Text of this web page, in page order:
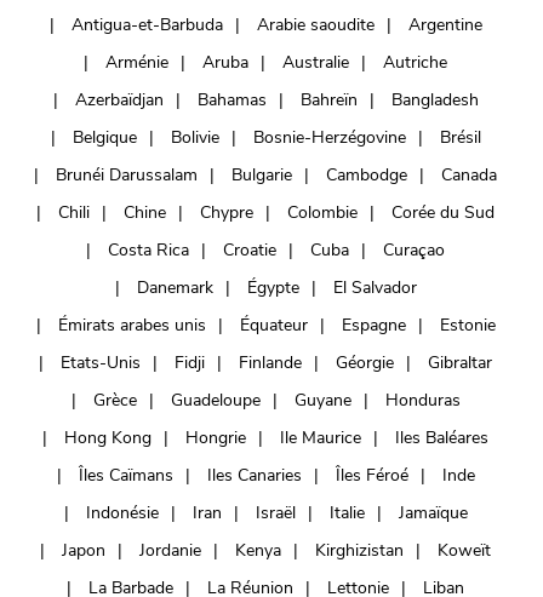
Antigua-et-Barbuda
Arabie saoudite
Argentine
Arménie
Aruba Australie
Autriche
Azerbaïdjan
Bahamas Bahreïn
Bangladesh
Belgique
Bolivie Bosnie-Herzégovine
Brésil
Brunéi Darussalam
Bulgarie Cambodge
Canada
Chili
Chine Chypre Colombie
Corée du Sud
Costa Rica
Croatie Cuba
Curaçao
Danemark
Égypte
El Salvador
Émirats arabes unis
Équateur Espagne
Estonie
Etats-Unis
Fidji Finlande Géorgie
Gibraltar
Grèce
Guadeloupe Guyane
Honduras
Hong Kong
Hongrie Ile Maurice
Iles Baléares
Îles Caïmans
Iles Canaries Îles Féroé
Inde
Indonésie
Iran Israël Italie
Jamaïque
Japon
Jordanie Kenya Kirghizistan
Koweït
La Barbade
La Réunion Lettonie
Liban